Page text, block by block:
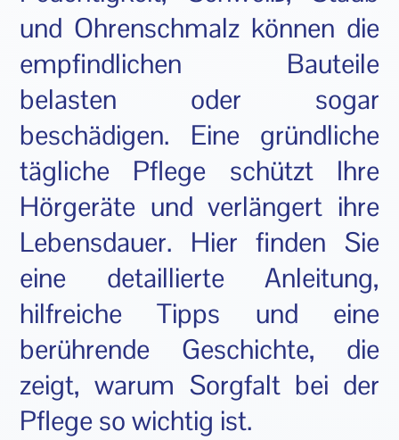
und Ohrenschmalz können die
empfindlichen Bauteile
belasten oder sogar
beschädigen. Eine gründliche
tägliche Pflege schützt Ihre
Hörgeräte und verlängert ihre
Lebensdauer. Hier finden Sie
eine detaillierte Anleitung,
hilfreiche Tipps und eine
berührende Geschichte, die
zeigt, warum Sorgfalt bei der
Pflege so wichtig ist.